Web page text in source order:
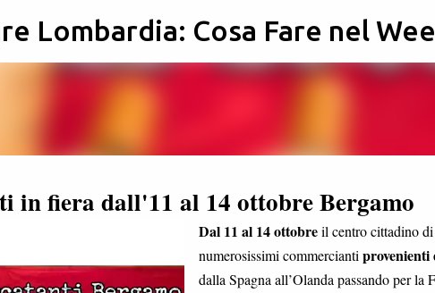
Passa ai contenuti
Lombardia: Cosa Fare nel
in fiera dall'11 al 14 ottobre Bergamo
Dal 11 al 14 ottobreil centro cittadino di
numerosissimi commercianti provenienti
dalla Spagna all’Olanda passando per la